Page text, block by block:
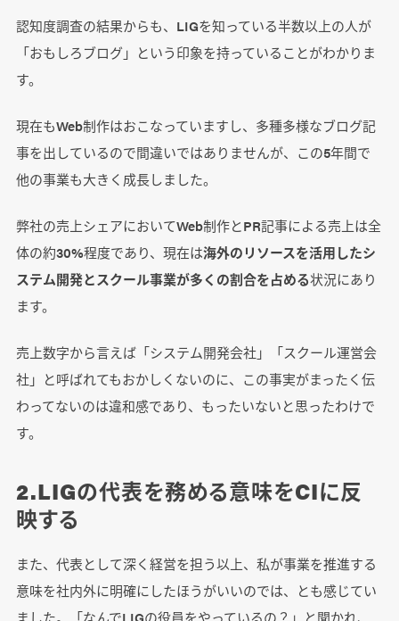
認知度調査の結果からも、LIGを知っている半数以上の人が
「おもしろブログ」という印象を持っていることがわかりま
す。
現在もWeb制作はおこなっていますし、多種多様なブログ記
事を出しているので間違いではありませんが、この5年間で
他の事業も大きく成長しました。
弊社の売上シェアにおいてWeb制作とPR記事による売上は全
体の約30%程度であり、現在は海外のリソースを活用したシ
ステム開発とスクール事業が多くの割合を占める状況にあり
ます。
売上数字から言えば「システム開発会社」「スクール運営会
社」と呼ばれてもおかしくないのに、この事実がまったく伝
わってないのは違和感であり、もったいないと思ったわけで
す。
2.LIGの代表を務める意味をCIに反
映する
また、代表として深く経営を担う以上、私が事業を推進する
意味を社内外に明確にしたほうがいいのでは、とも感じてい
ました。「なんでLIGの役員をやっているの？」と聞かれ、